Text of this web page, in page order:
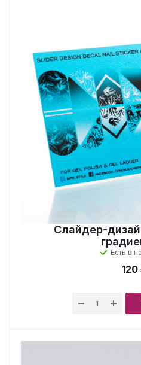
Слайдер-
Есть в
120